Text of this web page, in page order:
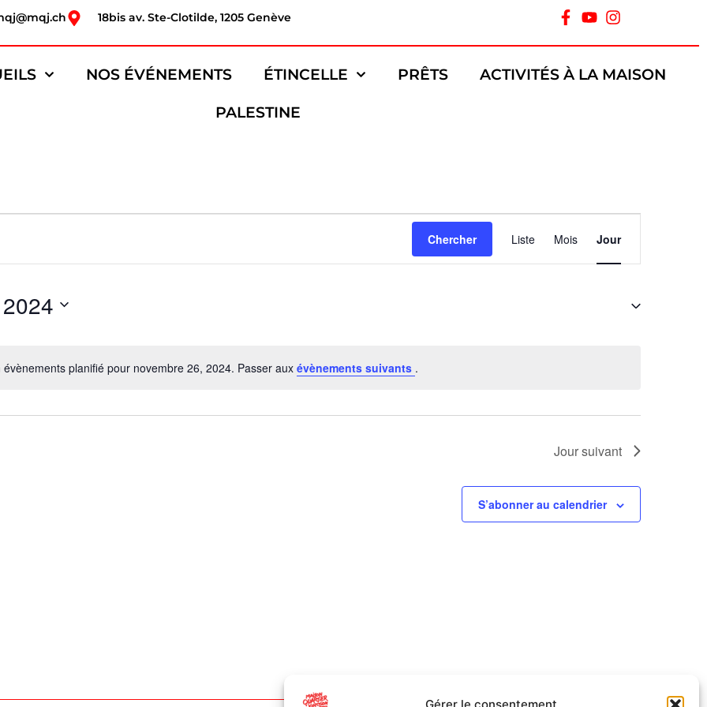
18bis av. Ste-Clotilde, 1205 Genève
NOS ÉVÉNEMENTS ÉTINCELLE PRÊTS ACTIVITÉS À LA MAISON
PALESTINE
Notice
évènements planifié pour novembre 26, 2024. Passer aux évènements suivants .
Chercher
de
Évènement
Liste Mois Jour
Jour suivant
S’abonner au calendrier